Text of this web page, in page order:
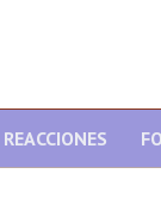
REACCIONES